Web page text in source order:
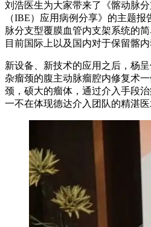
刘浩医生为大家带来了《髂动脉
（IBE）应用病例分享》的主题
脉分支型覆膜血管内支架系统的
目前国际上以及国内对于保留髂
新设备、新技术的应用之后，杨
杂瘤颈的腹主动脉瘤腔内修复术
颈，硕大的瘤体，通过介入手段
一不在体现德达介入团队的精湛医